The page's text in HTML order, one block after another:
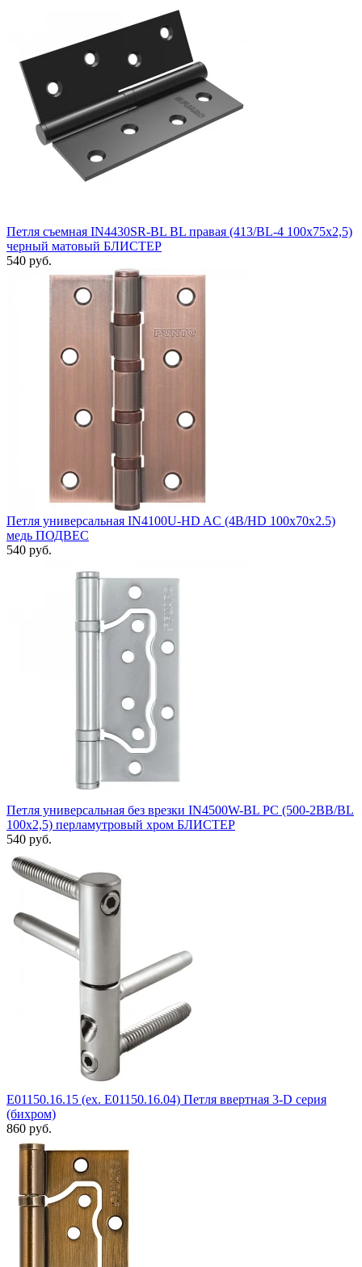
Петля съемная IN4430SR-BL BL правая (413/BL-4 100x75x2,5)
черный матовый БЛИСТЕР
540 руб.
Петля универсальная IN4100U-HD AC (4B/HD 100х70х2.5)
медь ПОДВЕС
540 руб.
Петля универсальная без врезки IN4500W-BL PC (500-2BB/BL
100x2,5) перламутровый хром БЛИСТЕР
540 руб.
E01150.16.15 (ex. E01150.16.04) Петля ввертная 3-D серия
(бихром)
860 руб.